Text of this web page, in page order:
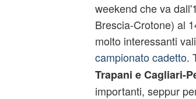
weekend che va
Brescia-Crotone) al
molto interessanti
campionato cadetto.
Trapani e Cagliari-
importanti, seppur